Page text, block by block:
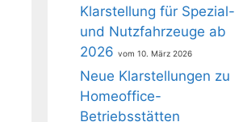
Klarstellung für Spezial-
und Nutzfahrzeuge ab
2026
10. März 2026
Neue Klarstellungen zu
Homeoffice-
Betriebsstätten